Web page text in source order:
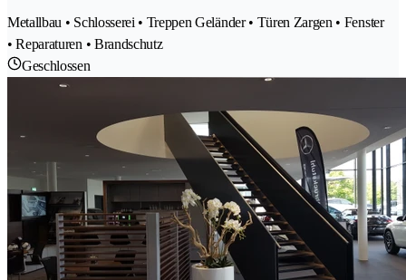
Metallbau • Schlosserei • Treppen Geländer • Türen Zargen • Fenster
• Reparaturen • Brandschutz
Geschlossen